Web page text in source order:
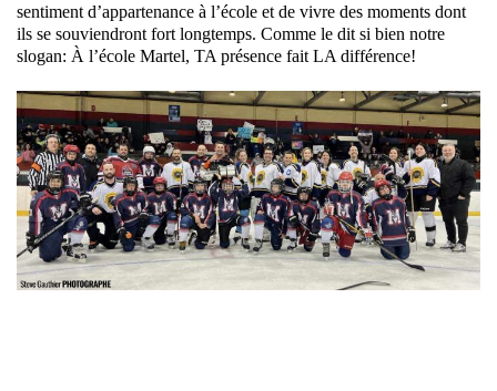
sentiment d’appartenance à l’école et de vivre des moments dont
ils se souviendront fort longtemps. Comme le dit si bien notre
slogan: À l’école Martel, TA présence fait LA différence!